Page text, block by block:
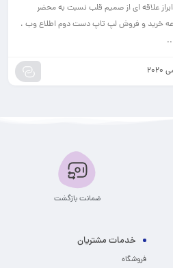
علاقه ای از صمیم قلب نسبت به محضر
خرید و فروش لپ تاپ دست دوم اطلاع وب ،
ضمانت بازگشت
خدمات مشتریان
فروشگاه